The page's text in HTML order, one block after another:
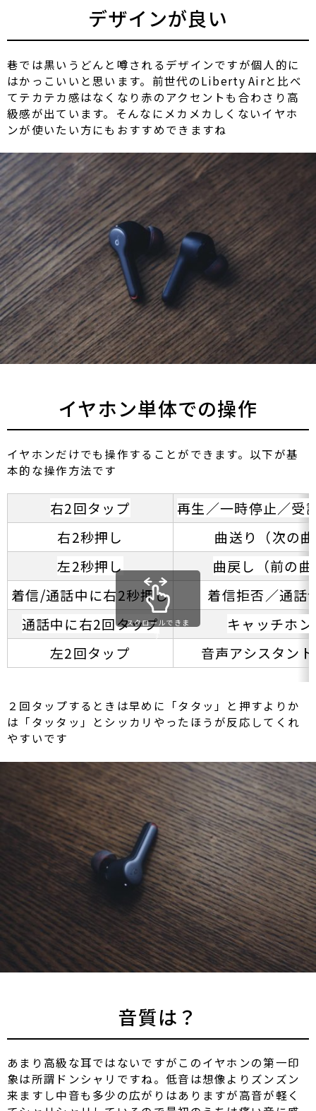
デザインが良い
巷では黒いうどんと噂されるデザインですが個人的に
はかっこいいと思います。前世代のLiberty Airと比べ
てテカテカ感はなくなり赤のアクセントも合わさり高
級感が出ています。そんなにメカメカしくないイヤホ
ンが使いたい方にもおすすめできますね
イヤホン単体での操作
イヤホンだけでも操作することができます。以下が基
本的な操作方法です
右2回タップ
再生／一時停止／受
右2秒押し
曲送り（次の
左2秒押し
曲戻し（前の
着信/通話中に右2秒押し
着信拒否／通話
通話中に右2回タップ
キャッチホン
左2回タップ
音声アシスタン
スクロールできま
２回タップするときは早めに「タタッ」と押すよりか
は「タッタッ」とシッカリやったほうが反応してくれ
やすいです
音質は？
あまり高級な耳ではないですがこのイヤホンの第一印
象は所謂ドンシャリですね。低音は想像よりズンズン
来ますし中音も多少の広がりはありますが高音が軽く